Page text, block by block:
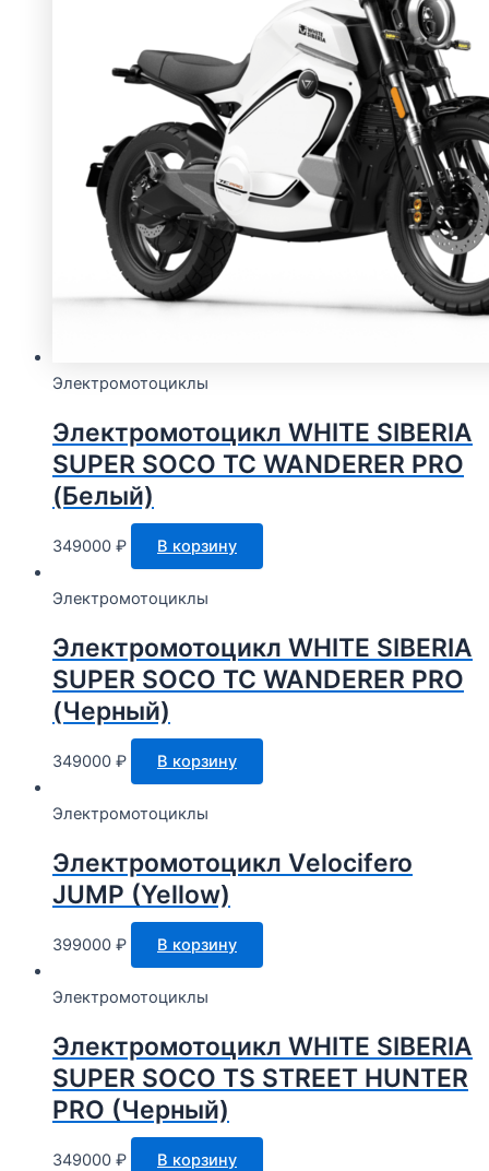
Электромотоциклы
Электромотоцикл WHITE SIBERIA
SUPER SOCO TC WANDERER PRO
(Белый)
349000 ₽ В корзину
Электромотоциклы
Электромотоцикл WHITE SIBERIA
SUPER SOCO TC WANDERER PRO
(Черный)
349000 ₽ В корзину
Электромотоциклы
Электромотоцикл Velocifero
JUMP (Yellow)
399000 ₽ В корзину
Электромотоциклы
Электромотоцикл WHITE SIBERIA
SUPER SOCO TS STREET HUNTER
PRO (Черный)
349000 ₽ В корзину